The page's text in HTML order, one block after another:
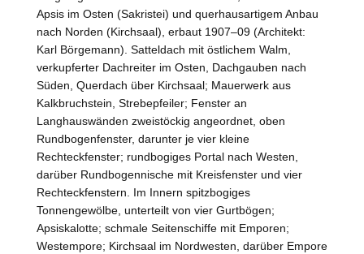
Apsis im Osten (Sakristei) und querhausartigem Anbau
nach Norden (Kirchsaal), erbaut 1907–09 (Architekt:
Karl Börgemann). Satteldach mit östlichem Walm,
verkupferter Dachreiter im Osten, Dachgauben nach
Süden, Querdach über Kirchsaal; Mauerwerk aus
Kalkbruchstein, Strebepfeiler; Fenster an
Langhauswänden zweistöckig angeordnet, oben
Rundbogenfenster, darunter je vier kleine
Rechteckfenster; rundbogiges Portal nach Westen,
darüber Rundbogennische mit Kreisfenster und vier
Rechteckfenstern. Im Innern spitzbogiges
Tonnengewölbe, unterteilt von vier Gurtbögen;
Apsiskalotte; schmale Seitenschiffe mit Emporen;
Westempore; Kirchsaal im Nordwesten, darüber Empore